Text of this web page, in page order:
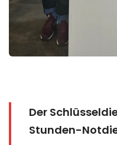
Der
Stunden-